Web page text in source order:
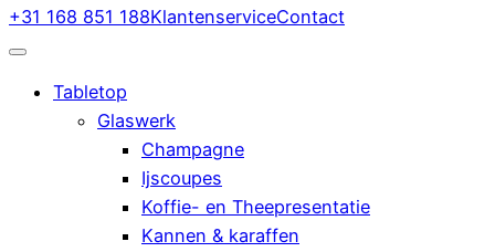
+31 168 851 188KlantenserviceContact
Tabletop
Glaswerk
Champagne
Ijscoupes
Koffie- en Theepresentatie
Kannen & karaffen